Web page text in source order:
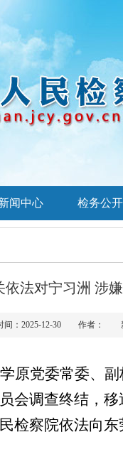
闻中心 检务公开
依法对宁习洲 涉
间：2025-12-30 作者：
原党委常委、
会调查终结，
检察院依法向